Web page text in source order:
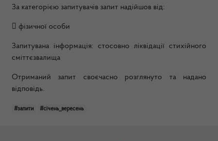
За категорією запитувачів запит надійшов від:
 фізичної особи
Запитувана інформація: стосовно ліквідації стихійного
сміттєзвалища
Отриманий запит своєчасно розглянуто та надано
відповідь.
#запити #січень_вересень